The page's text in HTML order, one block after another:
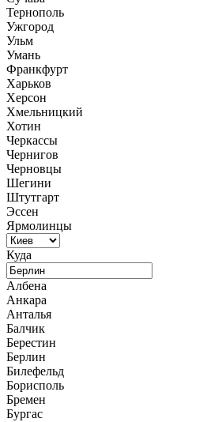
Тернополь
Ужгород
Ульм
Умань
Франкфурт
Харьков
Херсон
Хмельницкий
Хотин
Черкассы
Чернигов
Черновцы
Шегини
Штутгарт
Эссен
Ярмолинцы
Куда
Албена
Анкара
Анталья
Балчик
Берестин
Берлин
Билефельд
Борисполь
Бремен
Бургас